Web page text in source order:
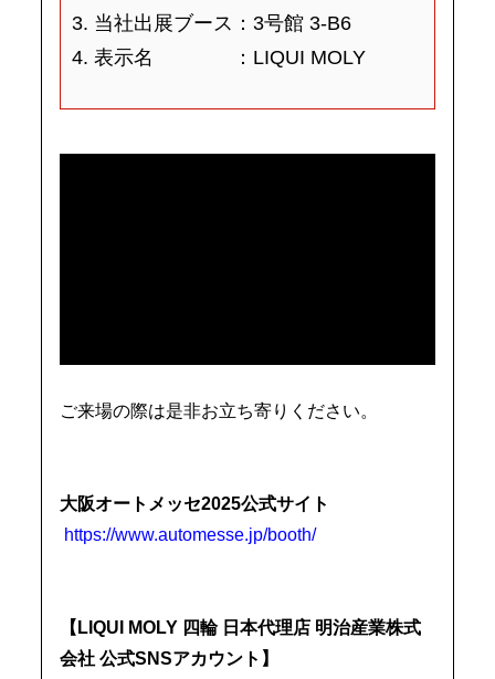
当社出展ブース：3号館 3-B6
表示名 ：LIQUI MOLY
ご来場の際は是非お立ち寄りください。
大阪オートメッセ2025公式サイト
https://www.automesse.jp/booth/
【LIQUI MOLY 四輪 日本代理店 明治産業株式
会社 公式SNSアカウント】